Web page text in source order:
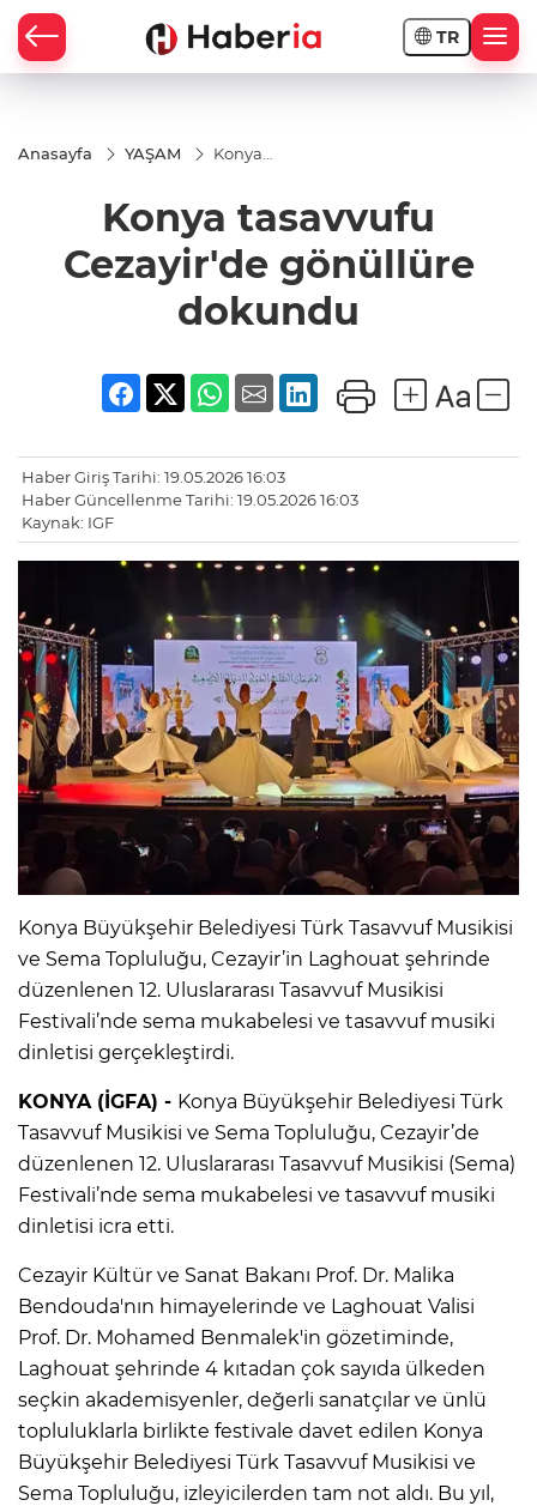
TR
Anasayfa YAŞAM
Konya
gönüllüre
dokundu
Konya tasavvufu
Cezayir'de gönüllüre
dokundu
Haber Giriş Tarihi: 19.05.2026 16:03
Haber Güncellenme Tarihi: 19.05.2026 16:03
Kaynak: IGF
Konya Büyükşehir Belediyesi Türk Tasavvuf Musikisi
ve Sema Topluluğu, Cezayir’in Laghouat şehrinde
düzenlenen 12. Uluslararası Tasavvuf Musikisi
Festivali’nde sema mukabelesi ve tasavvuf musiki
dinletisi gerçekleştirdi.
KONYA (İGFA) - Konya Büyükşehir Belediyesi Türk
Tasavvuf Musikisi ve Sema Topluluğu, Cezayir’de
düzenlenen 12. Uluslararası Tasavvuf Musikisi (Sema)
Festivali’nde sema mukabelesi ve tasavvuf musiki
dinletisi icra etti.
Cezayir Kültür ve Sanat Bakanı Prof. Dr. Malika
Bendouda'nın himayelerinde ve Laghouat Valisi
Prof. Dr. Mohamed Benmalek'in gözetiminde,
Laghouat şehrinde 4 kıtadan çok sayıda ülkeden
seçkin akademisyenler, değerli sanatçılar ve ünlü
topluluklarla birlikte festivale davet edilen Konya
Büyükşehir Belediyesi Türk Tasavvuf Musikisi ve
Sema Topluluğu, izleyicilerden tam not aldı. Bu yıl,